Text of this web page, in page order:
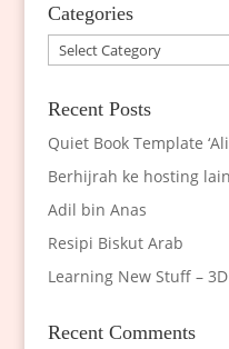
Categories
Categories
Recent Posts
Quiet Book Template
Berhijrah ke hosting
Adil bin Anas
Resipi Biskut Arab
Learning New Stuff –
Recent Comments